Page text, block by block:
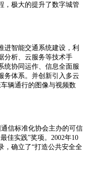
，极大的提升了数字城管
进智能交通系统建设，利
分析、云服务等技术手
统协同运作、信息全面服
务体系。并创新引入多云
辆通行的图像与视频数
信标准化协会主办的可信
佳实践”奖项。2002年10
，确立了“打造公共安全全